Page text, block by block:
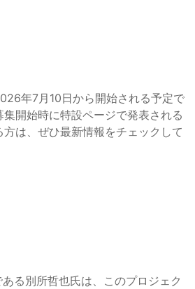
年7月10日から開始される予定で
開始時に特設ページで発表される
方は、ぜひ最新情報をチェックして
る別所哲也氏は、このプロジェク